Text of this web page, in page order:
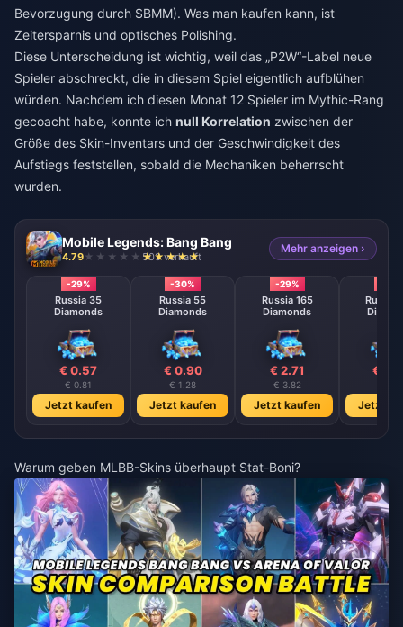
Bevorzugung durch SBMM). Was man kaufen kann, ist
Zeitersparnis und optisches Polishing.
Diese Unterscheidung ist wichtig, weil das „P2W“-Label neue
Spieler abschreckt, die in diesem Spiel eigentlich aufblühen
würden. Nachdem ich diesen Monat 12 Spieler im Mythic-Rang
gecoacht habe, konnte ich null Korrelation zwischen der
Größe des Skin-Inventars und der Geschwindigkeit des
Aufstiegs feststellen, sobald die Mechaniken beherrscht
wurden.
Mobile Legends: Bang Bang
4.79 503 verkauft
Mehr anzeigen ›
-29%
Russia 35
Diamonds
€ 0.57
€ 0.81
Jetzt kaufen
-30%
Russia 55
Diamonds
€ 0.90
€ 1.28
Jetzt kaufen
-29%
Russia 165
Diamonds
€ 2.71
€ 3.82
Jetzt kaufen
Russia
€
Jetzt
Warum geben MLBB-Skins überhaupt Stat-Boni?